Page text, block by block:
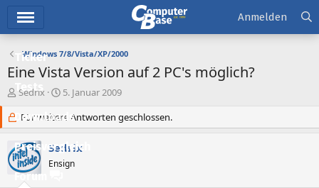
Ticker
Tests
Downloads
Preisvergleich
Forum
Anmelden
Windows 7/8/Vista/XP/2000
Eine Vista Version auf 2 PC's möglich?
E
s
t
e
l
l
e
Sedrix
E
s
t
e
l
l
5. Januar 2009
Für weitere Antworten geschlossen.
Sedrix
Ensign